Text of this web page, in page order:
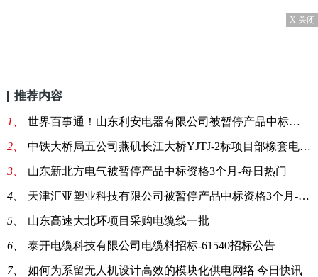
X 关闭
推荐内容
1、 世界百事通！山东利安电器有限公司被暂停产品中标资格3个月
2、 中铁大桥局五公司燕矶长江大桥YJTJ-2标项目部橡套电缆材料一批询价单
3、 山东新北方电气被暂停产品中标资格3个月-每日热门
4、 天津汇亚塑业科技有限公司被暂停产品中标资格3个月-微资讯
5、 山东高速大北环项目采购电缆线一批
6、 泰开电缆科技有限公司电缆料招标-61540招标公告
7、 如何为系留无人机设计高效的模块化供电网络|今日快讯